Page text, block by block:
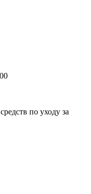
по уходу за